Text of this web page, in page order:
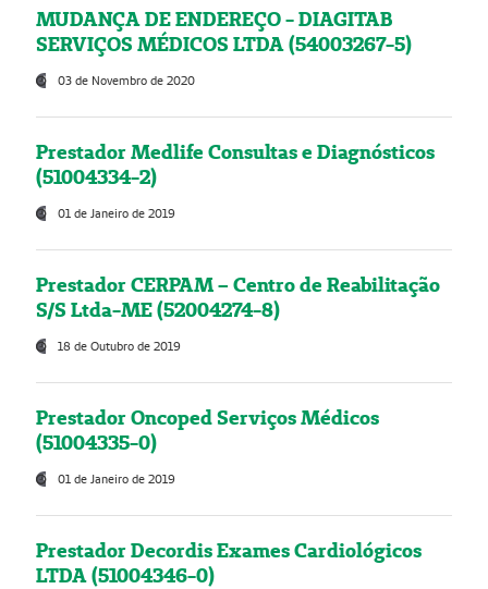
MUDANÇA DE ENDEREÇO - DIAGITAB
SERVIÇOS MÉDICOS LTDA (54003267-5)
03 de Novembro de 2020
Prestador Medlife Consultas e Diagnósticos
(51004334-2)
01 de Janeiro de 2019
Prestador CERPAM – Centro de Reabilitação
S/S Ltda-ME (52004274-8)
18 de Outubro de 2019
Prestador Oncoped Serviços Médicos
(51004335-0)
01 de Janeiro de 2019
Prestador Decordis Exames Cardiológicos
LTDA (51004346-0)